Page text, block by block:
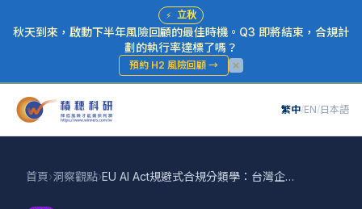
⚡ 立秋
秋天到來，啟動下半年風險回顧的最佳時機。Q3 即將結束，合規計
劃的執行率達標了嗎？
預約 H2 風險回顧 →
繁中/EN/日本語
首頁›洞察觀點› EU AI Act規避式合規分類學：台灣企業紅隊測試與ISO 42001治理指南